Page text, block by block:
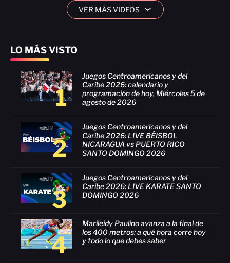
LO MÁS VISTO
1
Juegos Centroamericanos y del
Caribe 2026: calendario y
programación de hoy, Miércoles 5 de
agosto de 2026
2
Juegos Centroamericanos y del
Caribe 2026: LIVE BÉISBOL
NICARAGUA vs PUERTO RICO
SANTO DOMINGO 2026
3
Juegos Centroamericanos y del
Caribe 2026: LIVE KARATE SANTO
DOMINGO 2026
4
Marileidy Paulino avanza a la final de
los 400 metros: a qué hora corre hoy
y todo lo que debes saber
VER MÁS VIDEOS ›